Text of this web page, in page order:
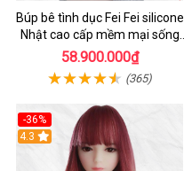
Búp bê tình dục Fei Fei silicone
Nhật cao cấp mềm mại sống
động
58.900.000₫
(365)
-36%
4.3